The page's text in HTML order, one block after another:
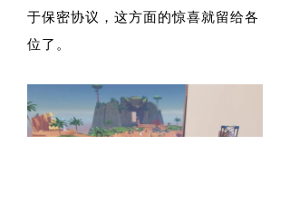
于保密协议，这方面的惊喜就留给各
位了。